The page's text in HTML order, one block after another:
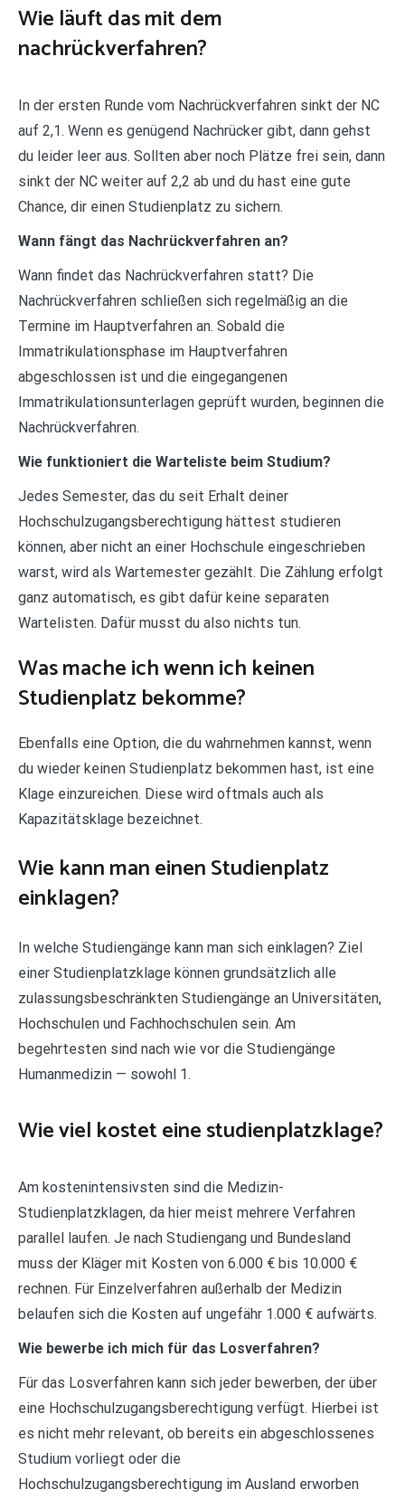
Wie läuft das mit dem
nachrückverfahren?
In der ersten Runde vom Nachrückverfahren sinkt der NC
auf 2,1. Wenn es genügend Nachrücker gibt, dann gehst
du leider leer aus. Sollten aber noch Plätze frei sein, dann
sinkt der NC weiter auf 2,2 ab und du hast eine gute
Chance, dir einen Studienplatz zu sichern.
Wann fängt das Nachrückverfahren an?
Wann findet das Nachrückverfahren statt? Die
Nachrückverfahren schließen sich regelmäßig an die
Termine im Hauptverfahren an. Sobald die
Immatrikulationsphase im Hauptverfahren
abgeschlossen ist und die eingegangenen
Immatrikulationsunterlagen geprüft wurden, beginnen die
Nachrückverfahren.
Wie funktioniert die Warteliste beim Studium?
Jedes Semester, das du seit Erhalt deiner
Hochschulzugangsberechtigung hättest studieren
können, aber nicht an einer Hochschule eingeschrieben
warst, wird als Wartemester gezählt. Die Zählung erfolgt
ganz automatisch, es gibt dafür keine separaten
Wartelisten. Dafür musst du also nichts tun.
Was mache ich wenn ich keinen
Studienplatz bekomme?
Ebenfalls eine Option, die du wahrnehmen kannst, wenn
du wieder keinen Studienplatz bekommen hast, ist eine
Klage einzureichen. Diese wird oftmals auch als
Kapazitätsklage bezeichnet.
Wie kann man einen Studienplatz
einklagen?
In welche Studiengänge kann man sich einklagen? Ziel
einer Studienplatzklage können grundsätzlich alle
zulassungsbeschränkten Studiengänge an Universitäten,
Hochschulen und Fachhochschulen sein. Am
begehrtesten sind nach wie vor die Studiengänge
Humanmedizin — sowohl 1.
Wie viel kostet eine studienplatzklage?
Am kostenintensivsten sind die Medizin-
Studienplatzklagen, da hier meist mehrere Verfahren
parallel laufen. Je nach Studiengang und Bundesland
muss der Kläger mit Kosten von 6.000 € bis 10.000 €
rechnen. Für Einzelverfahren außerhalb der Medizin
belaufen sich die Kosten auf ungefähr 1.000 € aufwärts.
Wie bewerbe ich mich für das Losverfahren?
Für das Losverfahren kann sich jeder bewerben, der über
eine Hochschulzugangsberechtigung verfügt. Hierbei ist
es nicht mehr relevant, ob bereits ein abgeschlossenes
Studium vorliegt oder die
Hochschulzugangsberechtigung im Ausland erworben